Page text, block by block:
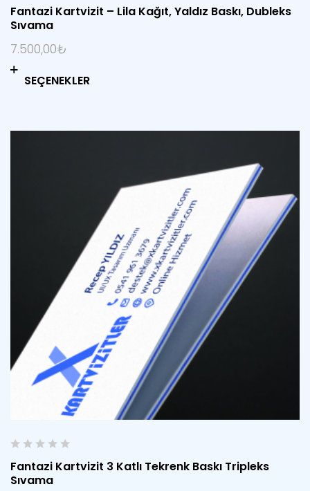
SEÇENEKLER
0
o
u
t
o
f
Fantazi Kartvizit – Lila Kağıt, Yaldız Baskı, Dubleks
Sıvama
7.500,00₺
0
o
u
Fantazi Kartvizit 3 Katlı Tekrenk Baskı Tripleks
Sıvama